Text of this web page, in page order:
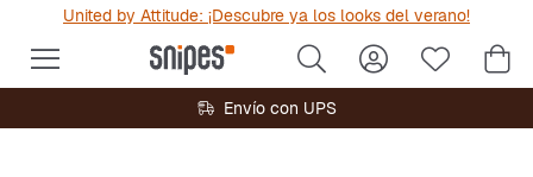
United by Attitude: ¡Descubre ya los looks del verano!
Envío con UPS